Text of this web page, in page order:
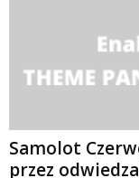
Samolot
przez